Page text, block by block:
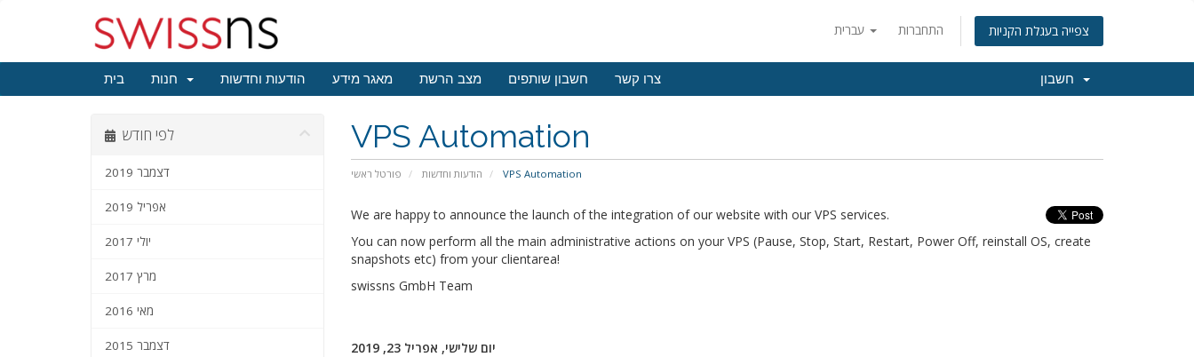
התחברות צפייה בעגלת הקניות
בית הודעות וחדשות מאגר מידע מצב הרשת חשבון שותפים צרו קשר
VPS Automation
פורטל ראשי הודעות וחדשות VPS Automation
לפי חודש
דצמבר 2019
אפריל 2019
יולי 2017
מרץ 2017
מאי 2016
דצמבר 2015
We are happy to announce the launch of the integration of our website with our VPS services.
You can now perform all the main administrative actions on your VPS (Pause, Stop, Start, Restart, Power Off, reinstall OS, create
snapshots etc) from your clientarea!
swissns GmbH Team
יום שלישי, אפריל 23, 2019